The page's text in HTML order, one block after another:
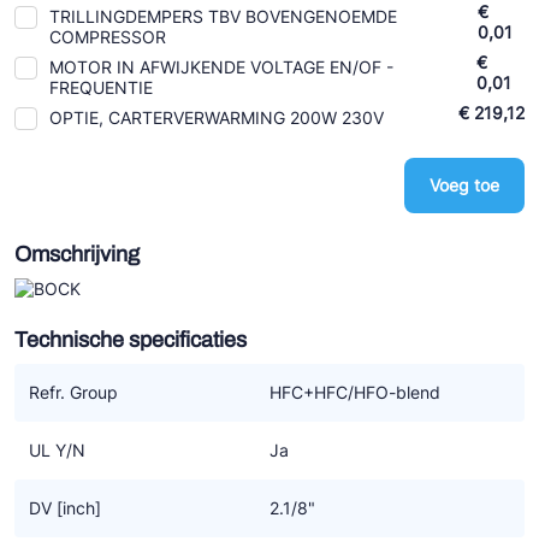
Ziehl-Abegg
ESK Schultze
TEKLAB
TRILLINGDEMPERS TBV BOVENGENOEMDE
COMPRESSOR
€
0,01
MOTOR IN AFWIJKENDE VOLTAGE EN/OF -
FREQUENTIE
€
0,01
OPTIE, CARTERVERWARMING 200W 230V
€ 219,12
Voeg toe
Omschrijving
Technische specificaties
Refr. Group HFC+HFC/HFO-blend
UL Y/N Ja
DV [inch] 2.1/8"